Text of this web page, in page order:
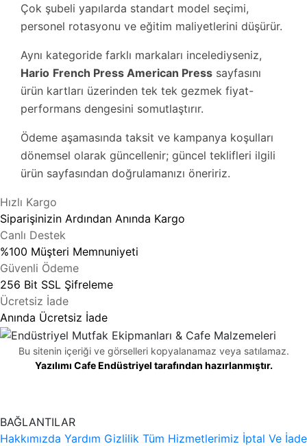
Çok şubeli yapılarda standart model seçimi,
personel rotasyonu ve eğitim maliyetlerini düşürür.
Aynı kategoride farklı markaları incelediyseniz,
Hario French Press American Press sayfasını
ürün kartları üzerinden tek tek gezmek fiyat-
performans dengesini somutlaştırır.
Ödeme aşamasında taksit ve kampanya koşulları
dönemsel olarak güncellenir; güncel teklifleri ilgili
ürün sayfasından doğrulamanızı öneririz.
Hızlı Kargo
Siparişinizin Ardından Anında Kargo
Canlı Destek
%100 Müşteri Memnuniyeti
Güvenli Ödeme
256 Bit SSL Şifreleme
Ücretsiz İade
Anında Ücretsiz İade
Bu sitenin içeriği ve görselleri kopyalanamaz veya satılamaz.
Yazılımı Cafe Endüstriyel tarafından hazırlanmıştır.
BAĞLANTILAR
Hakkımızda Yardım Gizlilik Tüm Hizmetlerimiz İptal Ve İade